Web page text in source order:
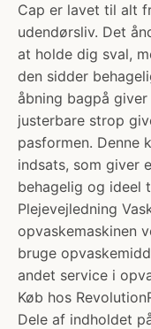
Cap er lavet til alt
udendørsliv. Det
at holde dig sval,
den sidder
åbning bagpå
justerbare strop
pasformen. Denne
indsats, som giver
behagelig og
Plejevejledning
opvaskemaskinen
bruge
andet service i
Køb hos
Dele af indholdet